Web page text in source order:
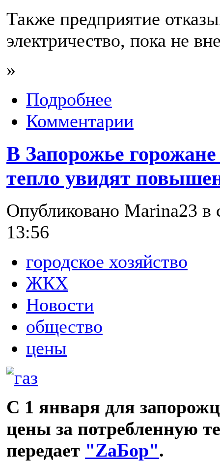
Также предприятие
электричество, пока не
»
Подробнее
Комментарии
В Запорожье
тепло увидят
Опубликовано Marina23 в
13:56
городское хозяйство
ЖКХ
Новости
общество
цены
С 1 января для
цены за потребленную
передает "ZаБор".